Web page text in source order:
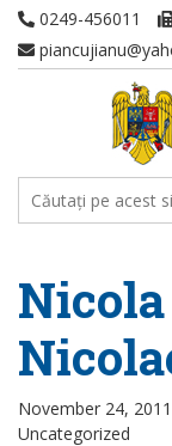
0249-456011
November 24,
Uncategorized